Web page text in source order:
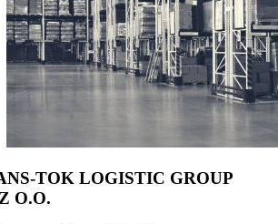
TOK LOGISTIC GROUP
O.O.